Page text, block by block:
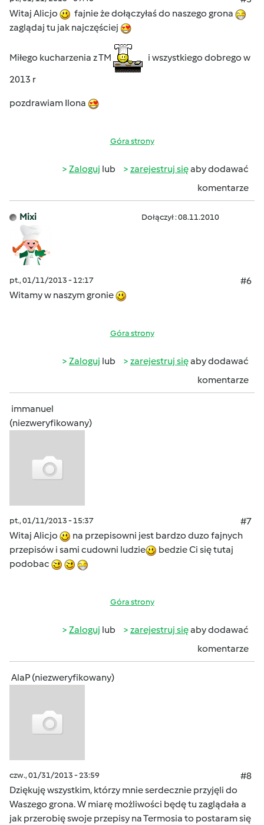
Witaj Alicjo
fajnie że dołączyłaś do naszego grona
zaglądaj tu jak najczęściej
Miłego kucharzenia z TM
i wszystkiego dobrego w
2013 r
pozdrawiam Ilona
Góra strony
Zaloguj lub zarejestruj sięaby dodawać
komentarze
Mixi Dołączył : 08.11.2010
pt., 01/11/2013 - 12:17
#6
Witamy w naszym gronie
Góra strony
Zaloguj lub zarejestruj sięaby dodawać
komentarze
immanuel
(niezweryfikowany)
pt., 01/11/2013 - 15:37
#7
Witaj Alicjo
na przepisowni jest bardzo duzo fajnych
przepisów i sami cudowni ludzie
bedzie Ci się tutaj
podobac
Góra strony
Zaloguj lub zarejestruj sięaby dodawać
komentarze
AlaP (niezweryfikowany)
czw., 01/31/2013 - 23:59
#8
Dziękuję wszystkim, którzy mnie serdecznie przyjęli do
Waszego grona. W miarę możliwości będę tu zaglądała a
jak przerobię swoje przepisy na Termosia to postaram się